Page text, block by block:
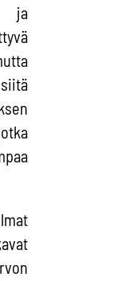
ja